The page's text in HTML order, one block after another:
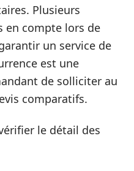
Plusieurs
en compte lors de
un service de
est une
de solliciter au
comparatifs.
le détail des